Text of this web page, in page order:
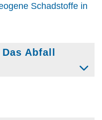
Schadstoffe in
Abfall